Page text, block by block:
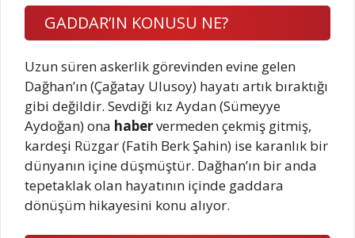
GADDAR’IN KONUSU NE?
Uzun süren askerlik görevinden evine gelen
Dağhan’ın (Çağatay Ulusoy) hayatı artık bıraktığı
gibi değildir. Sevdiği kız Aydan (Sümeyye
Aydoğan) ona habervermeden çekmiş gitmiş,
kardeşi Rüzgar (Fatih Berk Şahin) ise karanlık bir
dünyanın içine düşmüştür. Dağhan’ın bir anda
tepetaklak olan hayatının içinde gaddara
dönüşüm hikayesini konu alıyor.